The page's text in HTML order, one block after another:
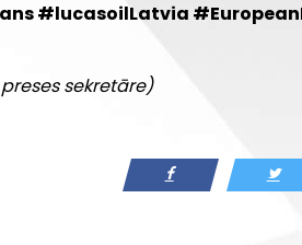
#lucasoilLatvia
sekretāre)